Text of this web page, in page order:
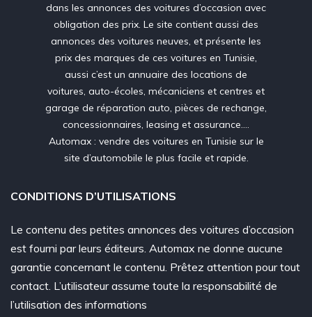
dans les annonces des voitures d’occasion avec
obligation des prix. Le site contient aussi des
annonces des voitures neuves, et présente les
prix des marques de ces voitures en Tunisie,
aussi c’est un annuaire des locations de
voitures, auto-écoles, mécaniciens et centres et
garage de réparation auto, pièces de rechange,
concessionnaires, leasing et assurance….
Automax : vendre des voitures en Tunisie sur le
site d’automobile le plus facile et rapide.
CONDITIONS D’UTILISATIONS
Le contenu des petites annonces des voitures d’occasion
est fourni par leurs éditeurs. Automax ne donne aucune
garantie concernant le contenu. Prêtez attention pour tout
contact. L’utilisateur assume toute la responsabilité de
l’utilisation des informations